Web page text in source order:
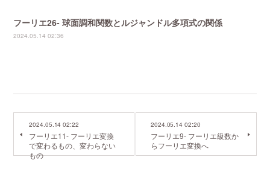
フーリエ26- 球面調和関数とルジャンドル多項式の関係
2024.05.14 02:36
2024.05.14 02:22
フーリエ11- フーリエ変換
で変わるもの、変わらない
もの
2024.05.14 02:20
フーリエ9- フーリエ級数か
らフーリエ変換へ